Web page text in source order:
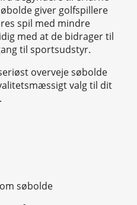
giver golfspillere
spil med mindre
med at de bidrager til
til sportsudstyr.
overveje søbolde
valg til dit
søbolde